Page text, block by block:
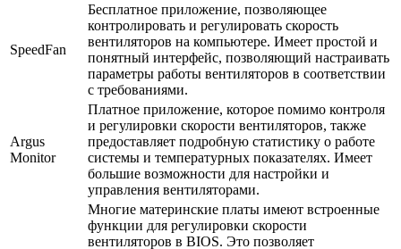
SpeedFan
Бесплатное приложение, позволяющее
контролировать и регулировать скорость
вентиляторов на компьютере. Имеет простой и
понятный интерфейс, позволяющий настраивать
параметры работы вентиляторов в соответствии
с требованиями.
Argus
Monitor
Платное приложение, которое помимо контроля
и регулировки скорости вентиляторов, также
предоставляет подробную статистику о работе
системы и температурных показателях. Имеет
большие возможности для настройки и
управления вентиляторами.
Многие материнские платы имеют встроенные
функции для регулировки скорости
вентиляторов в BIOS. Это позволяет